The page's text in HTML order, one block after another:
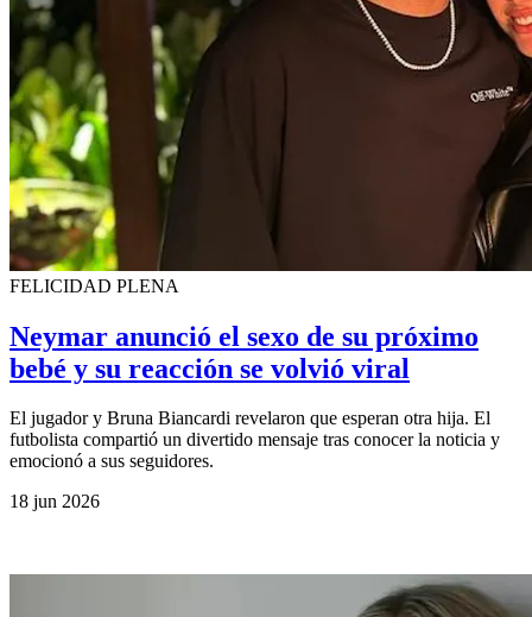
FELICIDAD PLENA
Neymar anunció el sexo de su próximo
bebé y su reacción se volvió viral
El jugador y Bruna Biancardi revelaron que esperan otra hija. El
futbolista compartió un divertido mensaje tras conocer la noticia y
emocionó a sus seguidores.
18 jun 2026